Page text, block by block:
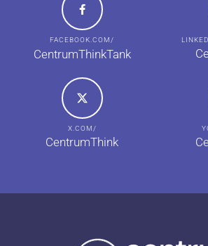
FACEBOOK.COM/
CentrumThinkTank
X.COM/
CentrumThink